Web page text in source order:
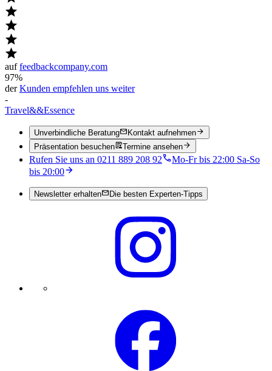
auffeedbackcompany.com
97%
derKunden empfehlen uns weiter
-
Travel&&Essence
Unverbindliche Beratung
Kontakt aufnehmen
Präsentation besuchen
Termine ansehen
Rufen Sie uns an 0211 889 208 92
Mo-Fr bis 22:00 Sa-So
bis 20:00
Newsletter erhalten Die besten Experten-Tipps